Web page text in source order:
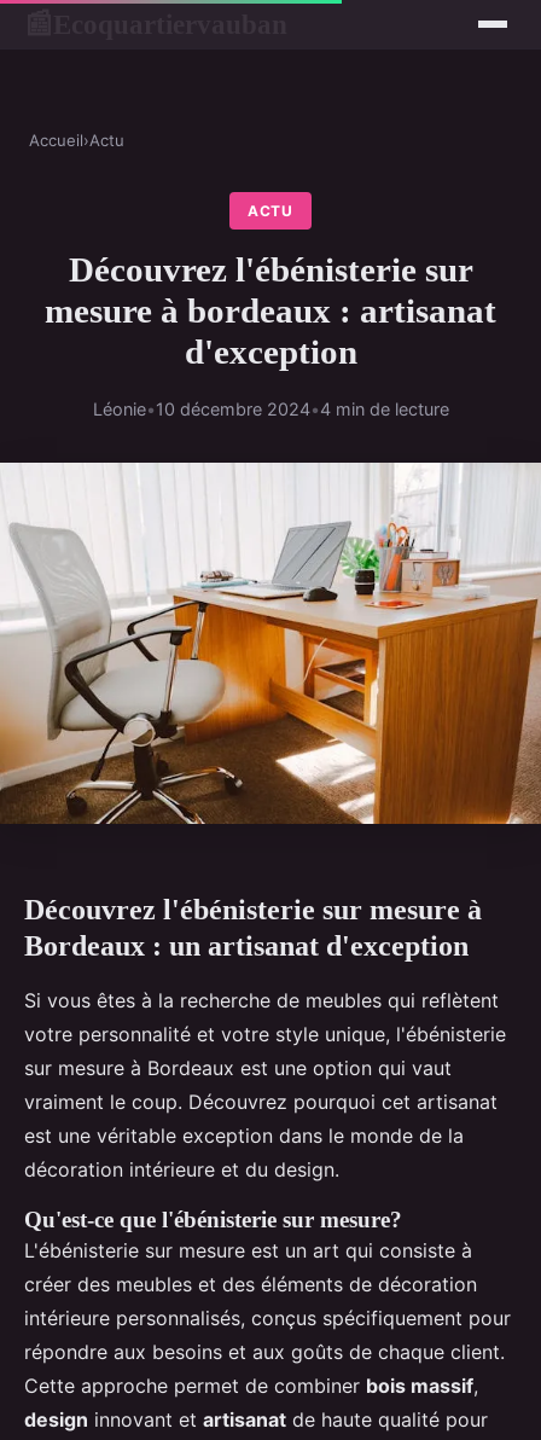
Accueil›Actu
ACTU
Découvrez l'ébénisterie sur
mesure à bordeaux : artisanat
d'exception
Léonie•10 décembre 2024•4 min de lecture
Découvrez l'ébénisterie sur mesure à
Bordeaux : un artisanat d'exception
Si vous êtes à la recherche de meubles qui reflètent
votre personnalité et votre style unique, l'ébénisterie
sur mesure à Bordeaux est une option qui vaut
vraiment le coup. Découvrez pourquoi cet artisanat
est une véritable exception dans le monde de la
décoration intérieure et du design.
Qu'est-ce que l'ébénisterie sur mesure?
L'ébénisterie sur mesure est un art qui consiste à
créer des meubles et des éléments de décoration
intérieure personnalisés, conçus spécifiquement pour
répondre aux besoins et aux goûts de chaque client.
Cette approche permet de combiner bois massif,
design innovant et artisanat de haute qualité pour